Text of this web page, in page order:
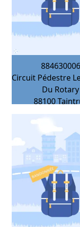
884630006
Circuit Pédestre
Du Rotary
88100